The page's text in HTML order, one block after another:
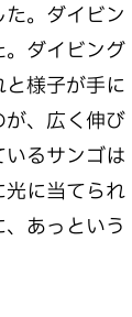
。ダイビン
ダイビング
様子が手に
、広く伸び
るサンゴは
に当てられ
あっという